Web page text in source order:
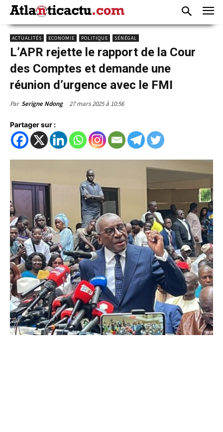
ACTUALITÉS ECONOMIE POLITIQUE SÉNÉGAL
L’APR rejette le rapport de la Cour
des Comptes et demande une
réunion d’urgence avec le FMI
Par Serigne Ndong 27 mars 2025 à 10:56
Partager sur :